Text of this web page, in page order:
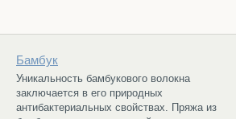
Бамбук
Уникальность бамбукового волокна
заключается в его природных
антибактериальных свойствах. Пряжа из